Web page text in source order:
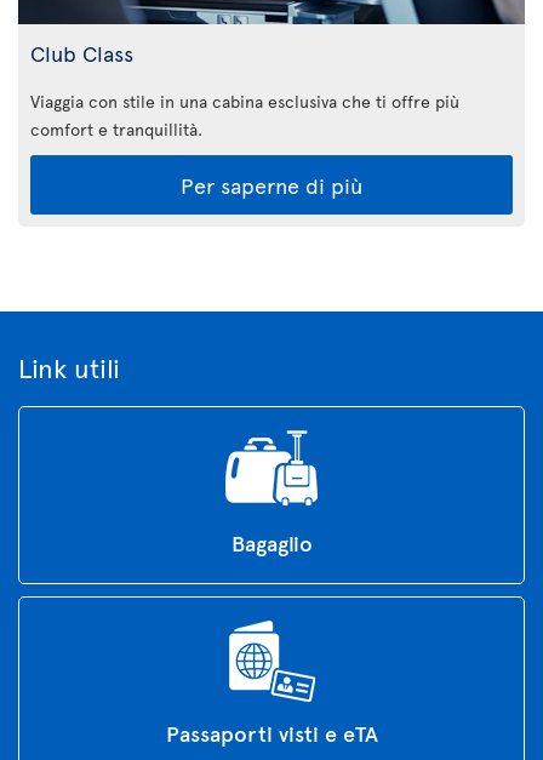
Club Class
Viaggia con stile in una cabina esclusiva che ti offre più
comfort e tranquillità.
Per saperne di più
Link utili
Bagaglio
Passaporti visti e eTA